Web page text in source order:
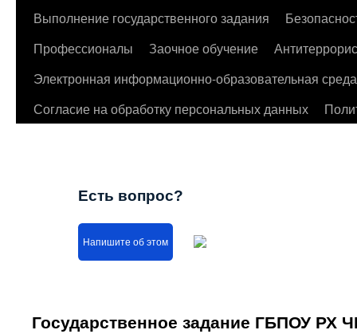
Выполнение государственного задания
Профессионалы
Заочное обучение
Электронная информационно-образовательная среда
Согласие на обработку персональных данных
Есть вопрос?
Напишите об этом
Государственное задание ГБПОУ РХ